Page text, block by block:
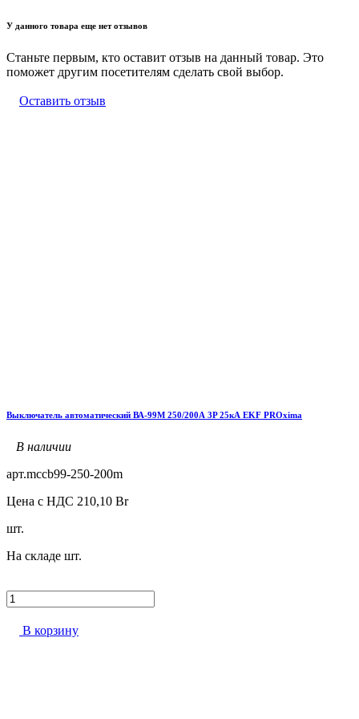
У данного товара еще нет отзывов
Станьте первым, кто оставит отзыв на данный товар. Это
поможет другим посетителям сделать свой выбор.
Оставить отзыв
Выключатель автоматический ВА-99М 250/200А 3P 25кА EKF PROxima
В наличии
арт.mccb99-250-200m
Цена с НДС 210,10 Br
шт.
На складе шт.
В корзину